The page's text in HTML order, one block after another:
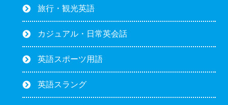
旅行・観光英語
カジュアル・日常英会話
英語スポーツ用語
英語スラング